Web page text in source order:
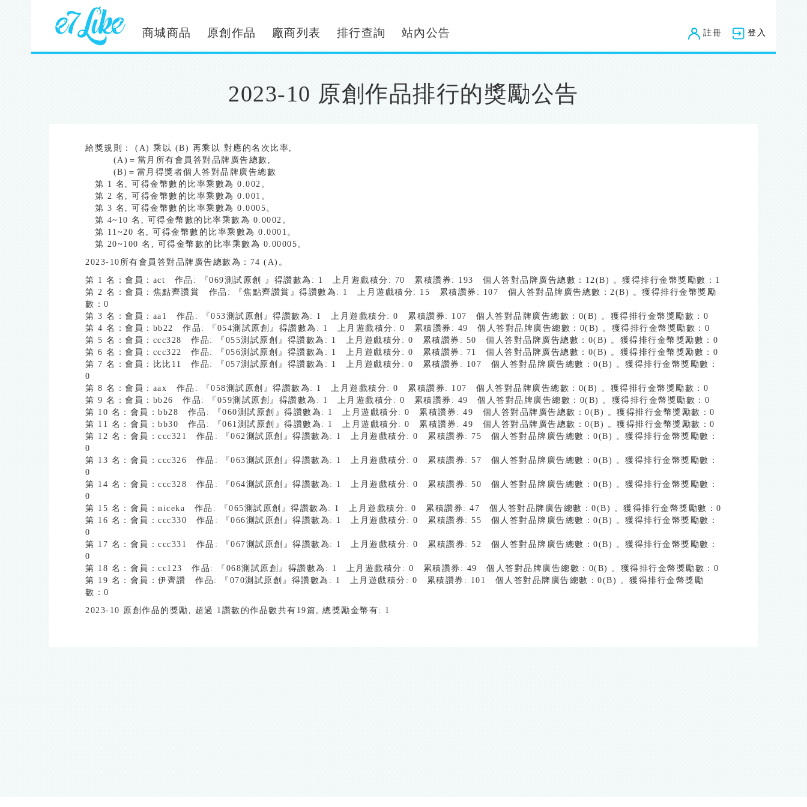
商城商品 原創作品 廠商列表 排行查詢 站內公告 註冊 登入
2023-10 原創作品排行的獎勵公告
給獎規則： (A) 乘以 (B) 再乘以 對應的名次比率,
(A)＝當月所有會員答對品牌廣告總數,
(B)＝當月得獎者個人答對品牌廣告總數
第 1 名, 可得金幣數的比率乘數為 0.002。
第 2 名, 可得金幣數的比率乘數為 0.001。
第 3 名, 可得金幣數的比率乘數為 0.0005。
第 4~10 名, 可得金幣數的比率乘數為 0.0002。
第 11~20 名, 可得金幣數的比率乘數為 0.0001。
第 20~100 名, 可得金幣數的比率乘數為 0.00005。
2023-10所有會員答對品牌廣告總數為：74 (A)。
第 1 名：會員：act 作品: 『069測試原創 』得讚數為: 1 上月遊戲積分: 70 累積讚券: 193 個人答對品牌廣告總數：12(B) 。獲得排行金幣獎勵數：1
第 2 名：會員：焦點齊讚賞 作品: 『焦點齊讚賞』得讚數為: 1 上月遊戲積分: 15 累積讚券: 107 個人答對品牌廣告總數：2(B) 。獲得排行金幣獎勵
數：0
第 3 名：會員：aa1 作品: 『053測試原創』得讚數為: 1 上月遊戲積分: 0 累積讚券: 107 個人答對品牌廣告總數：0(B) 。獲得排行金幣獎勵數：0
第 4 名：會員：bb22 作品: 『054測試原創』得讚數為: 1 上月遊戲積分: 0 累積讚券: 49 個人答對品牌廣告總數：0(B) 。獲得排行金幣獎勵數：0
第 5 名：會員：ccc328 作品: 『055測試原創』得讚數為: 1 上月遊戲積分: 0 累積讚券: 50 個人答對品牌廣告總數：0(B) 。獲得排行金幣獎勵數：0
第 6 名：會員：ccc322 作品: 『056測試原創』得讚數為: 1 上月遊戲積分: 0 累積讚券: 71 個人答對品牌廣告總數：0(B) 。獲得排行金幣獎勵數：0
第 7 名：會員：比比11 作品: 『057測試原創』得讚數為: 1 上月遊戲積分: 0 累積讚券: 107 個人答對品牌廣告總數：0(B) 。獲得排行金幣獎勵數：
0
第 8 名：會員：aax 作品: 『058測試原創』得讚數為: 1 上月遊戲積分: 0 累積讚券: 107 個人答對品牌廣告總數：0(B) 。獲得排行金幣獎勵數：0
第 9 名：會員：bb26 作品: 『059測試原創』得讚數為: 1 上月遊戲積分: 0 累積讚券: 49 個人答對品牌廣告總數：0(B) 。獲得排行金幣獎勵數：0
第 10 名：會員：bb28 作品: 『060測試原創』得讚數為: 1 上月遊戲積分: 0 累積讚券: 49 個人答對品牌廣告總數：0(B) 。獲得排行金幣獎勵數：0
第 11 名：會員：bb30 作品: 『061測試原創』得讚數為: 1 上月遊戲積分: 0 累積讚券: 49 個人答對品牌廣告總數：0(B) 。獲得排行金幣獎勵數：0
第 12 名：會員：ccc321 作品: 『062測試原創』得讚數為: 1 上月遊戲積分: 0 累積讚券: 75 個人答對品牌廣告總數：0(B) 。獲得排行金幣獎勵數：
0
第 13 名：會員：ccc326 作品: 『063測試原創』得讚數為: 1 上月遊戲積分: 0 累積讚券: 57 個人答對品牌廣告總數：0(B) 。獲得排行金幣獎勵數：
0
第 14 名：會員：ccc328 作品: 『064測試原創』得讚數為: 1 上月遊戲積分: 0 累積讚券: 50 個人答對品牌廣告總數：0(B) 。獲得排行金幣獎勵數：
0
第 15 名：會員：niceka 作品: 『065測試原創』得讚數為: 1 上月遊戲積分: 0 累積讚券: 47 個人答對品牌廣告總數：0(B) 。獲得排行金幣獎勵數：0
第 16 名：會員：ccc330 作品: 『066測試原創』得讚數為: 1 上月遊戲積分: 0 累積讚券: 55 個人答對品牌廣告總數：0(B) 。獲得排行金幣獎勵數：
0
第 17 名：會員：ccc331 作品: 『067測試原創』得讚數為: 1 上月遊戲積分: 0 累積讚券: 52 個人答對品牌廣告總數：0(B) 。獲得排行金幣獎勵數：
0
第 18 名：會員：cc123 作品: 『068測試原創』得讚數為: 1 上月遊戲積分: 0 累積讚券: 49 個人答對品牌廣告總數：0(B) 。獲得排行金幣獎勵數：0
第 19 名：會員：伊齊讚 作品: 『070測試原創』得讚數為: 1 上月遊戲積分: 0 累積讚券: 101 個人答對品牌廣告總數：0(B) 。獲得排行金幣獎勵
數：0
2023-10 原創作品的獎勵, 超過 1讚數的作品數共有19篇, 總獎勵金幣有: 1